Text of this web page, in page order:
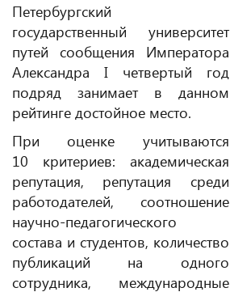
Петербургский
государственный университет
путей сообщения Императора
Александра I четвертый год
подряд занимает в данном
рейтинге достойное место.
При оценке учитываются
10 критериев: академическая
репутация, репутация среди
работодателей, соотношение
научно-педагогического
состава и студентов, количество
публикаций на одного
сотрудника, международные